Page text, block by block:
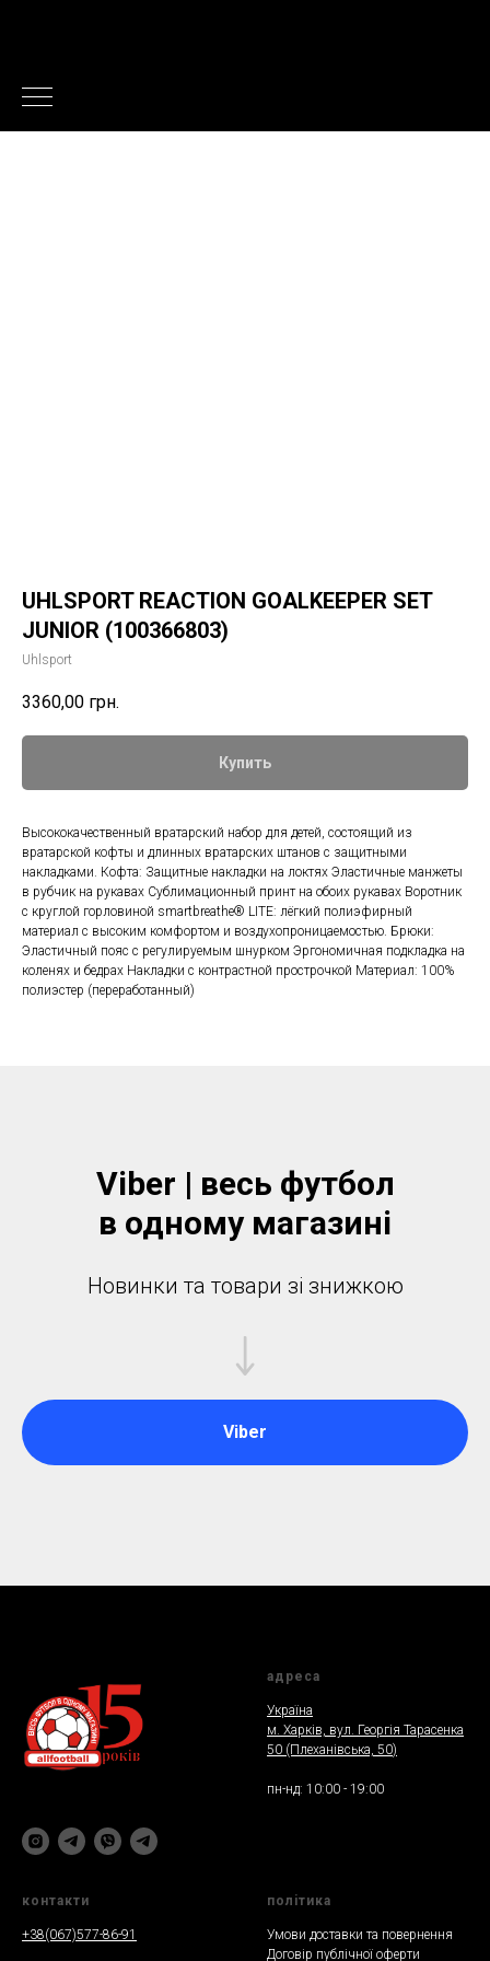
UHLSPORT REACTION GOALKEEPER SET
JUNIOR (100366803)
Uhlsport
3360,00 грн.
Купить
Высококачественный вратарский набор для детей, состоящий из
вратарской кофты и длинных вратарских штанов с защитными
накладками. Кофта: Защитные накладки на локтях Эластичные манжеты
в рубчик на рукавах Сублимационный принт на обоих рукавах Воротник
с круглой горловиной smartbreathe® LITE: лёгкий полиэфирный
материал с высоким комфортом и воздухопроницаемостью. Брюки:
Эластичный пояс с регулируемым шнурком Эргономичная подкладка на
коленях и бедрах Накладки с контрастной прострочкой Материал: 100%
полиэстер (переработанный)
Viber | весь футбол
в одному магазинi
Новинки та товари зі знижкою
Viber
адреса
Україна
м. Харкiв, вул. Георгія Тарасенка
50 (Плеханiвська, 50)
пн-нд: 10:00 - 19:00
контакти
+38(067)577-86-91
полiтика
Умови доставки та повернення
Договір публічної оферти